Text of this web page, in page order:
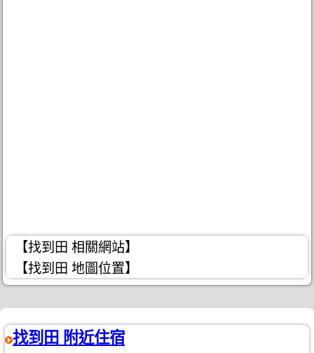
【找到田 相關網站】
【找到田 地圖位置】
找到田 附近住宿